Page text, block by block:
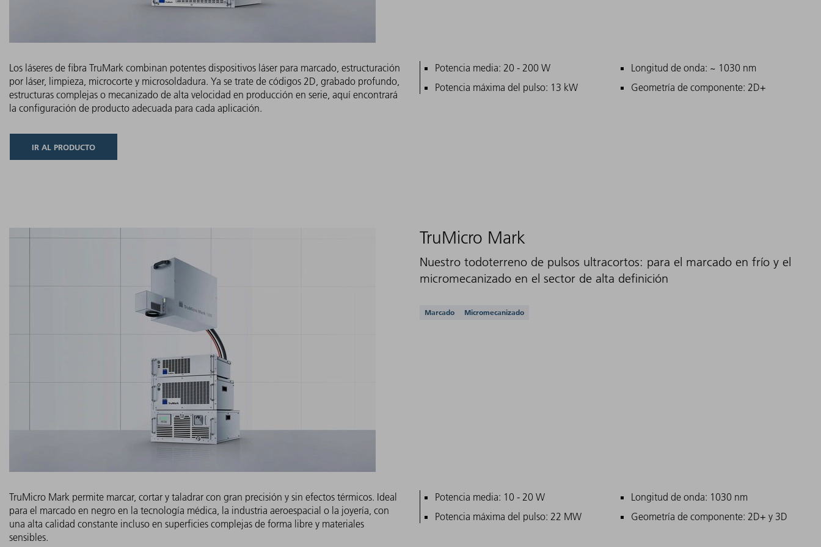
Los láseres de fibra TruMark combinan potentes dispositivos láser para marcado, estructuración
por láser, limpieza, microcorte y microsoldadura. Ya se trate de códigos 2D, grabado profundo,
estructuras complejas o mecanizado de alta velocidad en producción en serie, aquí encontrará
la configuración de producto adecuada para cada aplicación.
Características principales
Potencia media: 20 - 200 W
Longitud de onda: ~ 1030 nm
Potencia máxima del pulso: 13 kW
Geometría de componente: 2D+
IR AL PRODUCTO
TruMicro Mark
Nuestro todoterreno de pulsos ultracortos: para el marcado en frío y el
micromecanizado en el sector de alta definición
Aplicaciones compatibles
Marcado Micromecanizado
TruMicro Mark permite marcar, cortar y taladrar con gran precisión y sin efectos térmicos. Ideal
para el marcado en negro en la tecnología médica, la industria aeroespacial o la joyería, con
una alta calidad constante incluso en superficies complejas de forma libre y materiales
sensibles.
Características principales
Potencia media: 10 - 20 W
Longitud de onda: 1030 nm
Potencia máxima del pulso: 22 MW
Geometría de componente: 2D+ y 3D